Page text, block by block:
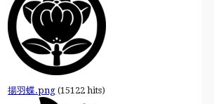
揚羽蝶.png (15122 hits)